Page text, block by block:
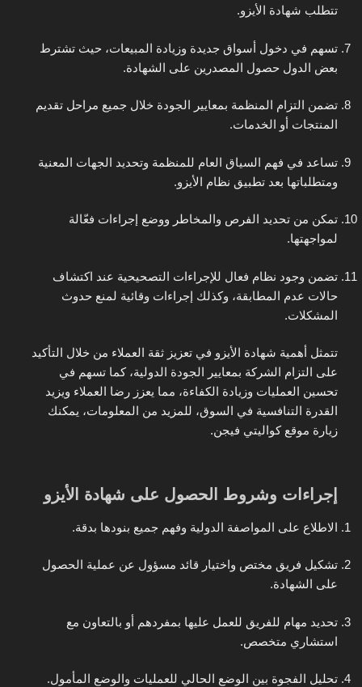
تتطلب شهادة الأيزو.
تسهم في دخول أسواق جديدة وزيادة المبيعات، حيث تشترط
بعض الدول حصول المصدرين على الشهادة.
تضمن التزام المنظمة بمعايير الجودة خلال جميع مراحل تقديم
المنتجات أو الخدمات.
تساعد في فهم السياق العام للمنظمة وتحديد الجهات المعنية
ومتطلباتها بعد تطبيق نظام الأيزو.
تمكن من تحديد الفرص والمخاطر ووضع إجراءات فعّالة
لمواجهتها.
تضمن وجود نظام فعال للإجراءات التصحيحية عند اكتشاف
حالات عدم المطابقة، وكذلك إجراءات وقائية لمنع حدوث
المشكلات.
تتمثل أهمية شهادة الأيزو في تعزيز ثقة العملاء من خلال التأكيد
على التزام الشركة بمعايير الجودة الدولية، كما تسهم في
تحسين العمليات وزيادة الكفاءة، مما يعزز رضا العملاء ويزيد
القدرة التنافسية في السوق، للمزيد من المعلومات، يمكنك
زيارة موقع كواليتي فيجن.
إجراءات وشروط الحصول على شهادة الأيزو
الاطلاع على المواصفة الدولية وفهم جميع بنودها بدقة.
تشكيل فريق مختص واختيار قائد مسؤول عن عملية الحصول
على الشهادة.
تحديد مهام للفريق للعمل عليها بمفردهم أو بالتعاون مع
استشاري متخصص.
تحليل الفجوة بين الوضع الحالي للعمليات والوضع المأمول.